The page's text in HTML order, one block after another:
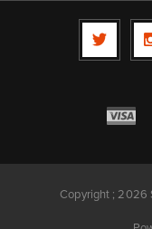
Copyright ; 2026